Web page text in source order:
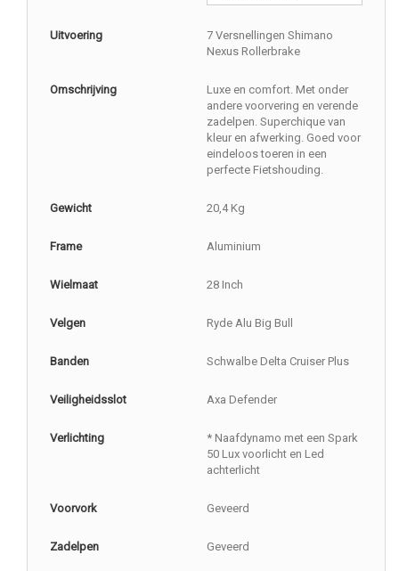
Uitvoering
7 Versnellingen Shimano
Nexus Rollerbrake
Omschrijving
Luxe en comfort. Met onder
andere voorvering en verende
zadelpen. Superchique van
kleur en afwerking. Goed voor
eindeloos toeren in een
perfecte Fietshouding.
Gewicht 20,4 Kg
Frame Aluminium
Wielmaat 28 Inch
Velgen Ryde Alu Big Bull
Banden Schwalbe Delta Cruiser Plus
Veiligheidsslot Axa Defender
Verlichting
* Naafdynamo met een Spark
50 Lux voorlicht en Led
achterlicht
Voorvork Geveerd
Zadelpen Geveerd